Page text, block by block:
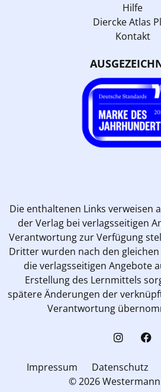
Hilfe
Diercke Atlas
Kontakt
Die enthaltenen Links verweisen
der Verlag bei verlagsseitigen
Verantwortung zur Verfügung
Dritter wurden nach den
die verlagsseitigen Angebote
Erstellung des Lernmittels
spätere Änderungen der
Verantwortung
Impressum Datenschutz
© 2026